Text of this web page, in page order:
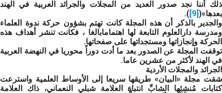
ذلك أننا نجد صدور العديد من المجلات والجرائد العربية في الهند
بعدها»(
).
والجدير بالذكر أن هذه المجلة كانت تهتم بشؤون حركة ندوة العلماء
ومدرسة دارالعلوم التابعة لها اهتمامابالغا ، فكانت تنشر أهداف هذه
الحركة وإنجازاتها ومستجداتها على صفحاتها.
توقفت المجلة عن الصدور بعد ما أدت دوراً محوريا في النهضة العربية
في الهند لأكثر من عشرين عاما.
الجرائد والمجلات الأردية
شقت مجلة «البيان» طريقها سريعا إلى الأوساط العلمية واسترعت
كتابات مُنشِئِها الشابِّ انتباهَ العلامة شبلي النعماني، ذاك العلامة